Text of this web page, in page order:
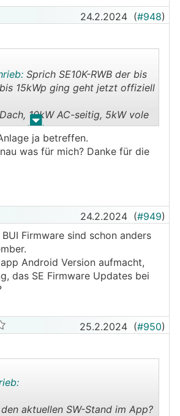
24.2.2024 (#948)
. .
Sprich SE10K-RWB der bis
15kWp ging geht jetzt offiziell
10kW AC-seitig, 5kW vole
ja betreffen.
was für mich? Danke für die
24.2.2024 (#949)
BUI Firmware sind schon anders
Android Version aufmacht,
das SE Firmware Updates bei
25.2.2024 (#950)
aktuellen SW-Stand im App?